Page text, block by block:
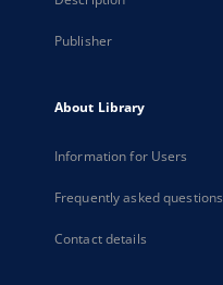
Publisher
About Library
Information for Users
Frequently asked questions
Contact details